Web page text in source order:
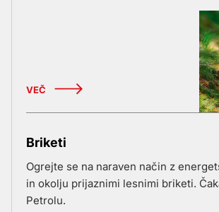
VEČ
Briketi
Ogrejte se na naraven način z
in okolju prijaznimi lesnimi briketi.
Petrolu.